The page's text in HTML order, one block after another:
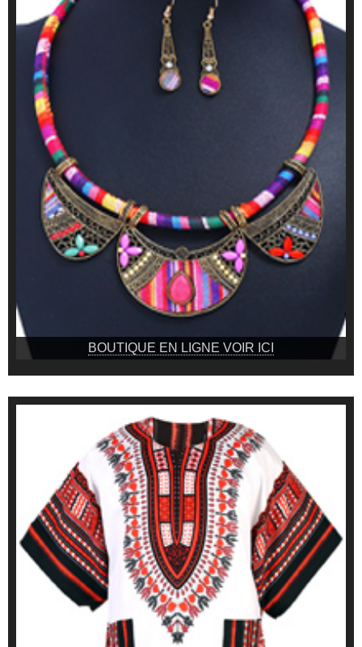
BOUTIQUE EN LIGNE VOIR ICI